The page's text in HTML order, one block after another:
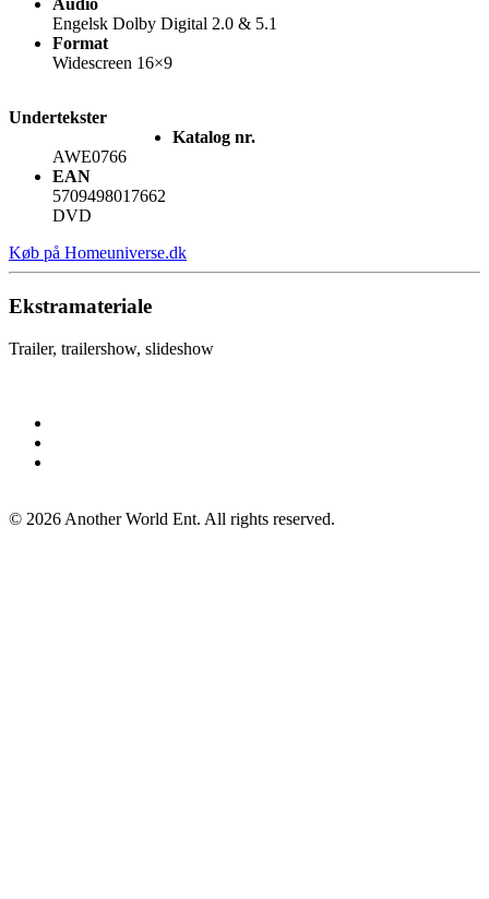
Audio
Engelsk Dolby Digital 2.0 & 5.1
Format
Widescreen 16×9
Undertekster
Katalog nr.
AWE0766
EAN
5709498017662
DVD
Køb på Homeuniverse.dk
Ekstramateriale
Trailer, trailershow, slideshow
© 2026 Another World Ent. All rights reserved.